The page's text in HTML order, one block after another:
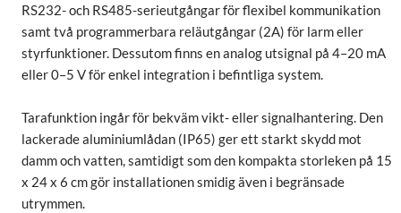
RS232- och RS485-serieutgångar för flexibel kommunikation
samt två programmerbara reläutgångar (2A) för larm eller
styrfunktioner. Dessutom finns en analog utsignal på 4–20 mA
eller 0–5 V för enkel integration i befintliga system.
Tarafunktion ingår för bekväm vikt- eller signalhantering. Den
lackerade aluminiumlådan (IP65) ger ett starkt skydd mot
damm och vatten, samtidigt som den kompakta storleken på 15
x 24 x 6 cm gör installationen smidig även i begränsade
utrymmen.